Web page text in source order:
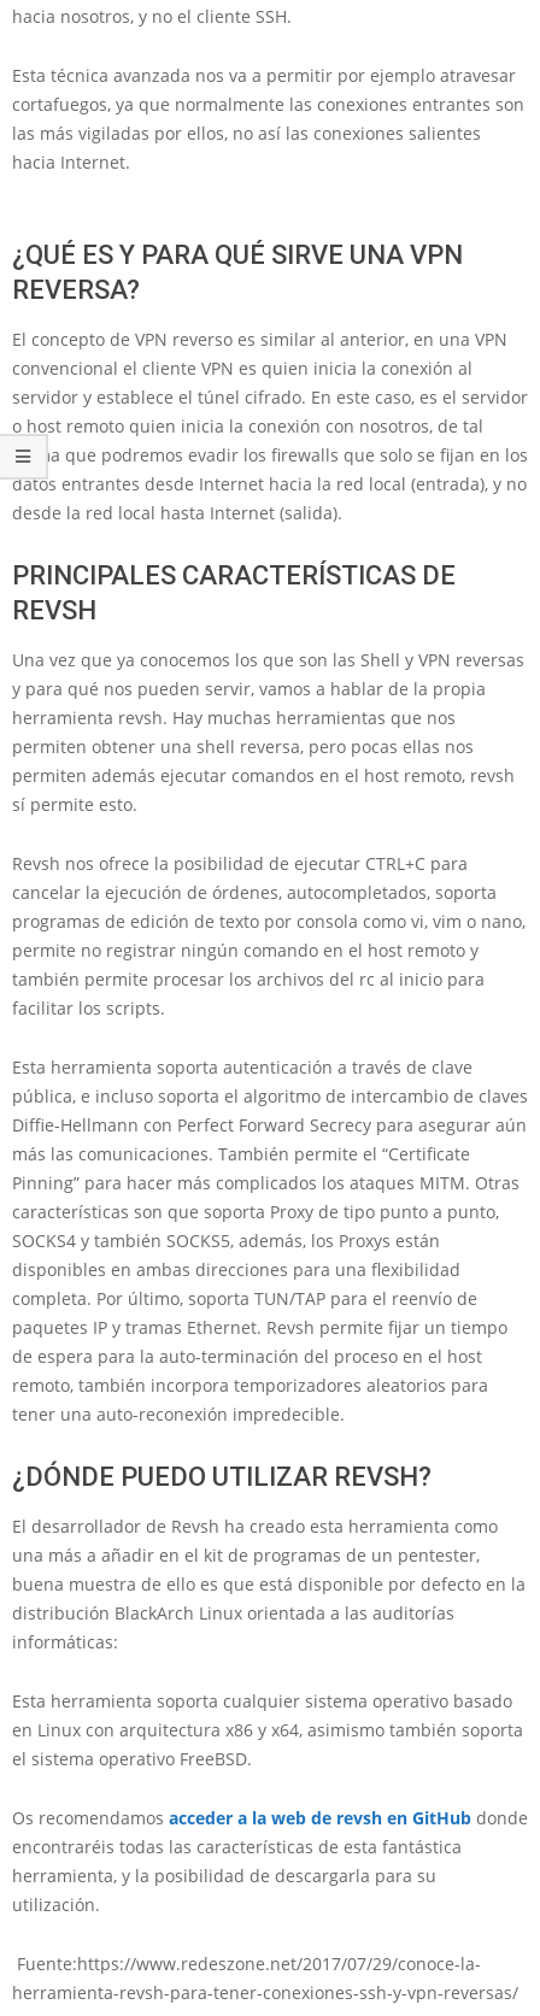
hacia nosotros, y no el cliente SSH.
Esta técnica avanzada nos va a permitir por ejemplo atravesar
cortafuegos, ya que normalmente las conexiones entrantes son
las más vigiladas por ellos, no así las conexiones salientes
hacia Internet.
¿QUÉ ES Y PARA QUÉ SIRVE UNA VPN
REVERSA?
El concepto de VPN reverso es similar al anterior, en una VPN
convencional el cliente VPN es quien inicia la conexión al
servidor y establece el túnel cifrado. En este caso, es el servidor
o host remoto quien inicia la conexión con nosotros, de tal
forma que podremos evadir los firewalls que solo se fijan en los
datos entrantes desde Internet hacia la red local (entrada), y no
desde la red local hasta Internet (salida).
PRINCIPALES CARACTERÍSTICAS DE
REVSH
Una vez que ya conocemos los que son las Shell y VPN reversas
y para qué nos pueden servir, vamos a hablar de la propia
herramienta revsh. Hay muchas herramientas que nos
permiten obtener una shell reversa, pero pocas ellas nos
permiten además ejecutar comandos en el host remoto, revsh
sí permite esto.
Revsh nos ofrece la posibilidad de ejecutar CTRL+C para
cancelar la ejecución de órdenes, autocompletados, soporta
programas de edición de texto por consola como vi, vim o nano,
permite no registrar ningún comando en el host remoto y
también permite procesar los archivos del rc al inicio para
facilitar los scripts.
Esta herramienta soporta autenticación a través de clave
pública, e incluso soporta el algoritmo de intercambio de claves
Diffie-Hellmann con Perfect Forward Secrecy para asegurar aún
más las comunicaciones. También permite el “Certificate
Pinning” para hacer más complicados los ataques MITM. Otras
características son que soporta Proxy de tipo punto a punto,
SOCKS4 y también SOCKS5, además, los Proxys están
disponibles en ambas direcciones para una flexibilidad
completa. Por último, soporta TUN/TAP para el reenvío de
paquetes IP y tramas Ethernet. Revsh permite fijar un tiempo
de espera para la auto-terminación del proceso en el host
remoto, también incorpora temporizadores aleatorios para
tener una auto-reconexión impredecible.
¿DÓNDE PUEDO UTILIZAR REVSH?
El desarrollador de Revsh ha creado esta herramienta como
una más a añadir en el kit de programas de un pentester,
buena muestra de ello es que está disponible por defecto en la
distribución BlackArch Linux orientada a las auditorías
informáticas:
Esta herramienta soporta cualquier sistema operativo basado
en Linux con arquitectura x86 y x64, asimismo también soporta
el sistema operativo FreeBSD.
Os recomendamos acceder a la web de revsh en GitHub donde
encontraréis todas las características de esta fantástica
herramienta, y la posibilidad de descargarla para su
utilización.
Fuente:https://www.redeszone.net/2017/07/29/conoce-la-
herramienta-revsh-para-tener-conexiones-ssh-y-vpn-reversas/